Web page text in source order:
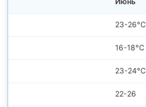
Июнь
23-26°C
16-18°C
23-24°C
22-26